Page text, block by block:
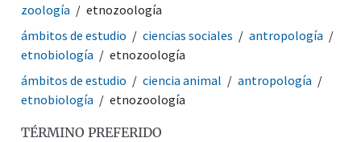
zoología
etnozoología
ámbitos de estudio
ciencias sociales
antropología
etnobiología
etnozoología
ámbitos de estudio
ciencia animal
antropología
etnobiología
etnozoología
TÉRMINO PREFERIDO